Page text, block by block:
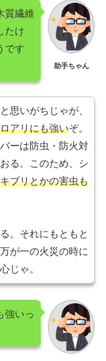
助手ちゃん
質繊維
たけ
です
と思いがちじゃが、
アリにも強いぞ。
ーは防虫・防火対
る。このため、シ
ブリとかの害虫も
。それにもともと
が一の火災の時に
じゃ。
強いっ